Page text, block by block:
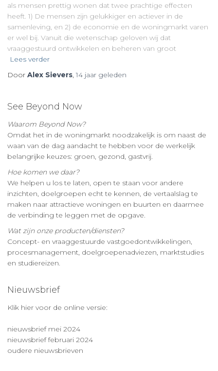
als mensen prettig wonen dat twee prachtige effecten
heeft. 1) De mensen zijn gelukkiger en actiever in de
samenleving, en 2) de economie en de woningmarkt varen
er wel bij. Vanuit die wetenschap geloven wij dat
vraaggestuurd ontwikkelen en beheren van groot
Lees verder
Door Alex Sievers,14 jaar geleden
See Beyond Now
Waarom Beyond Now?
Omdat het in de woningmarkt noodzakelijk is om naast de
waan van de dag aandacht te hebben voor de werkelijk
belangrijke keuzes: groen, gezond, gastvrij.
Hoe komen we daar?
We helpen u los te laten, open te staan voor andere
inzichten, doelgroepen echt te kennen, de vertaalslag te
maken naar attractieve woningen en buurten en daarmee
de verbinding te leggen met de opgave.
Wat zijn onze producten/diensten?
Concept- en vraaggestuurde vastgoedontwikkelingen,
procesmanagement, doelgroepenadviezen, marktstudies
en studiereizen.
Nieuwsbrief
Klik hier voor de online versie:
nieuwsbrief mei 2024
nieuwsbrief februari 2024
oudere nieuwsbrieven